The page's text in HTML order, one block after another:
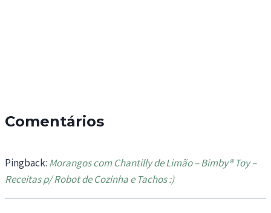
Comentários
Pingback: Morangos com Chantilly de Limão – Bimby® Toy –
Receitas p/ Robot de Cozinha e Tachos :)